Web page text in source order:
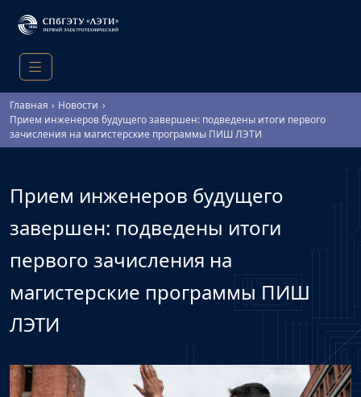
Главная
Новости
Прием инженеров будущего завершен: подведены итоги первого
зачисления на магистерские программы ПИШ ЛЭТИ
Прием инженеров будущего
завершен: подведены итоги
первого зачисления на
магистерские программы ПИШ
ЛЭТИ